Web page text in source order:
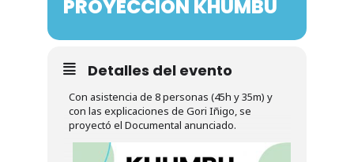
Noticias
Contacto
PROYECCIÓN KHUMBU
Detalles del evento
Con asistencia de 8 personas (45h y 35m) y
con las explicaciones de Gori Iñigo, se
proyectó el Documental anunciado.